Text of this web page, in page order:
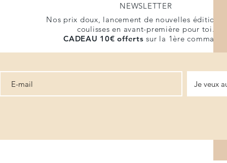
NEWSLETTER
Nos prix doux, lancement de nouvelles éditions
coulisses en avant-première pour toi.
CADEAU 10€ offerts sur la 1ère
Je veux